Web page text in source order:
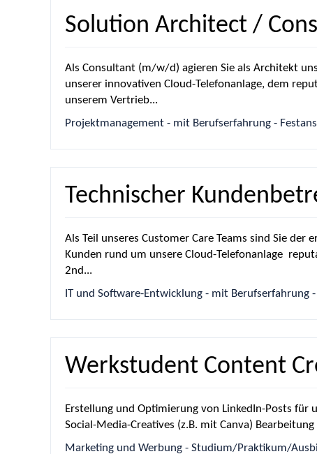
Solution Architect /
Als Consultant (m/w/d) agieren Sie als Architekt
unserer innovativen Cloud-Telefonanlage, dem
unserem Vertrieb...
Projektmanagement - mit Berufserfahrung -
Technischer
Als Teil unseres Customer Care Teams sind Sie
Kunden rund um unsere Cloud-Telefonanlage
2nd...
IT und Software-Entwicklung - mit Berufserfahrung
Werkstudent Content
Erstellung und Optimierung von LinkedIn-Posts für
Social-Media-Creatives (z.B. mit Canva)
Marketing und Werbung - Studium/Praktikum/